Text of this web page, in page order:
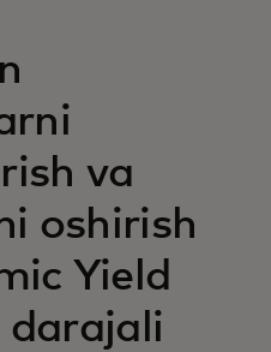
va
oshirish
Yield
darajali